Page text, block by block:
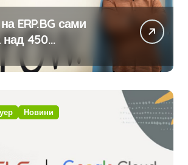
ERP.BG сами
над 450
за ERP системата
вградения в нея
Новини